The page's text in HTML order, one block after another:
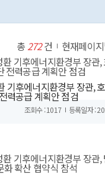
총272건 현재페이
기후에너지환경부 장관,
력공급 계획안 점검
조회수 : 1017 등록일자 :